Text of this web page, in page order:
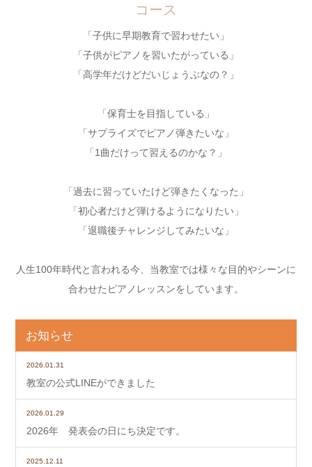
コース
「子供に早期教育で習わせたい」
「子供がピアノを習いたがっている」
「高学年だけどだいじょうぶなの？」
「保育士を目指している」
「サプライズでピアノ弾きたいな」
「1曲だけって習えるのかな？」
「過去に習っていたけど弾きたくなった」
「初心者だけど弾けるようになりたい」
「退職後チャレンジしてみたいな」
人生100年時代と言われる今、当教室では様々な目的やシーンに
合わせたピアノレッスンをしています。
お知らせ
2026.01.31
教室の公式LINEができました
2026.01.29
2026年 発表会の日にち決定です。
2025.12.11